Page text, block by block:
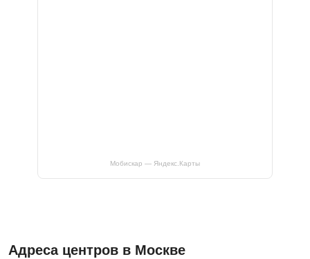
Мобискар — Яндекс.Карты
Адреса центров в Москве